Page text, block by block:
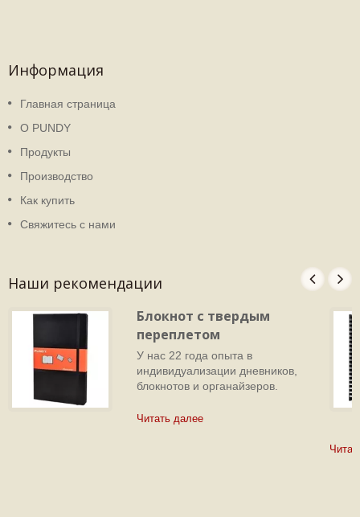
Информация
Главная страница
О PUNDY
Продукты
Производство
Как купить
Свяжитесь с нами
Наши рекомендации
Блокнот с твердым
переплетом
У нас 22 года опыта в
индивидуализации дневников,
блокнотов и органайзеров.
Читать далее